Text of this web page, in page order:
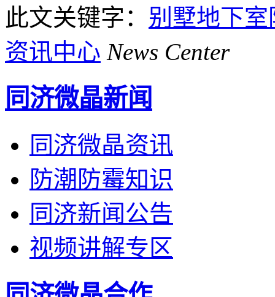
此文关键字： 别墅地下
资讯中心 News Center
同济微晶新闻
同济微晶资讯
防潮防霉知识
同济新闻公告
视频讲解专区